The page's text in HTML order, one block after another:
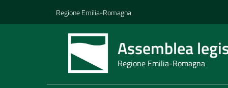
Regione Emilia-Romagna
Assemblea
Regione Emilia-Romagna